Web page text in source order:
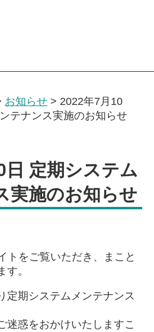
お知らせ > 2022年7月10
テナンス実施のお知らせ
日 定期システム
実施のお知らせ
トをご覧いただき、まこと
。
定期システムメンテナンス
迷惑をおかけいたしますこ